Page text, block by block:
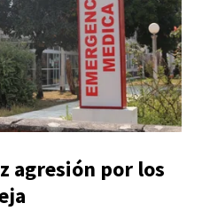
agresión por los